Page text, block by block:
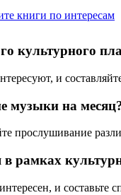
книги по интересам
культурного
и
музыки на
прослушивание
рамках
и составьте